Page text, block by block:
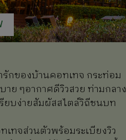
รักของบ้านคอทเทจ กระท่อม
ย ๆอากาศดีวิวสวย ท่ามกลาง
ยบง่ายสัมผัสสไตล์วิถีชนบท
ทจส่วนตัวพร้อมระเบียงวิว